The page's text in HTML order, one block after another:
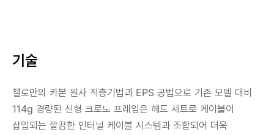
기술
첼로만의 카본 원사 적층기법과 EPS 공법으로 기존 모델 대비
114g 경량된 신형 크로노 프레임은 헤드 세트로 케이블이
삽입되는 깔끔한 인터널 케이블 시스템과 조합되어 더욱